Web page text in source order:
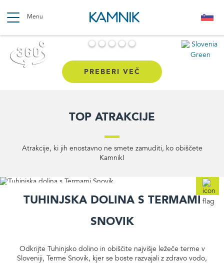
content
Menu
PREBERI VEČ
PREBERI VEČ
Termami Snovik
PREBERI VEČ
PREBERI VEČ
Top atrakcije
Atrakcije, ki jih enostavno ne smete zamuditi, ko obiščete
Kamnik!
Tuhinjska dolina s Termami
Snovik
Odkrijte Tuhinjsko dolino in obiščite najvišje ležeče terme v
Sloveniji, Terme Snovik, kjer se boste razvajali z zdravo vodo,